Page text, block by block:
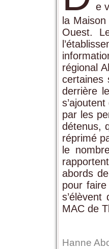
e
la
Ouest.
régional
certaines
derrière
par les
détenus,
réprimé
le
abords
pour
MAC de
Hanne